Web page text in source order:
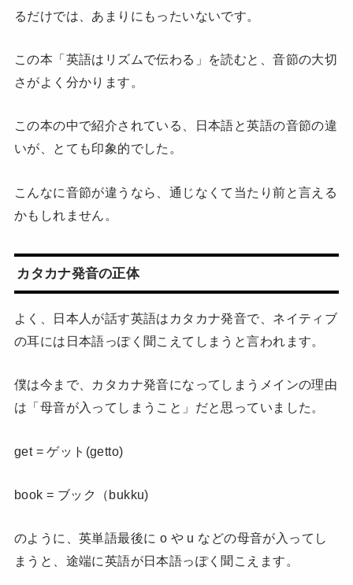
るだけでは、あまりにもったいないです。
この本「英語はリズムで伝わる」を読むと、音節の大切
さがよく分かります。
この本の中で紹介されている、日本語と英語の音節の違
いが、とても印象的でした。
こんなに音節が違うなら、通じなくて当たり前と言える
かもしれません。
カタカナ発音の正体
よく、日本人が話す英語はカタカナ発音で、ネイティブ
の耳には日本語っぽく聞こえてしまうと言われます。
僕は今まで、カタカナ発音になってしまうメインの理由
は「母音が入ってしまうこと」だと思っていました。
get = ゲット(getto)
book = ブック（bukku)
のように、英単語最後に o や u などの母音が入ってし
まうと、途端に英語が日本語っぽく聞こえます。